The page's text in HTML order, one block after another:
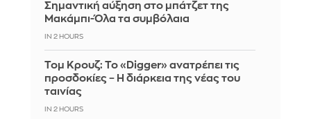
Σημαντική αύξηση στο μπάτζετ της
Μακάμπι-Όλα τα συμβόλαια
IN 2 HOURS
Τομ Κρουζ: Το «Digger» ανατρέπει τις
προσδοκίες – Η διάρκεια της νέας του
ταινίας
IN 2 HOURS